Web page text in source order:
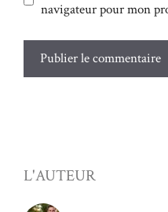
navigateur pour mon
L'AUTEUR